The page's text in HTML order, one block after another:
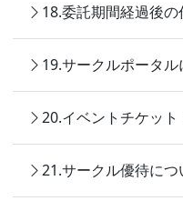
18.委託期間経過後
19.サークルポータル
20.イベントチケッ
21.サークル優待につ